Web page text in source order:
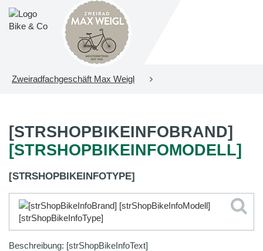
Zweiradfachgeschäft Max Weigl
[STRSHOPBIKEINFOBRAND]
[STRSHOPBIKEINFOMODELL]
[STRSHOPBIKEINFOTYPE]
Beschreibung: [strShopBikeInfoText]